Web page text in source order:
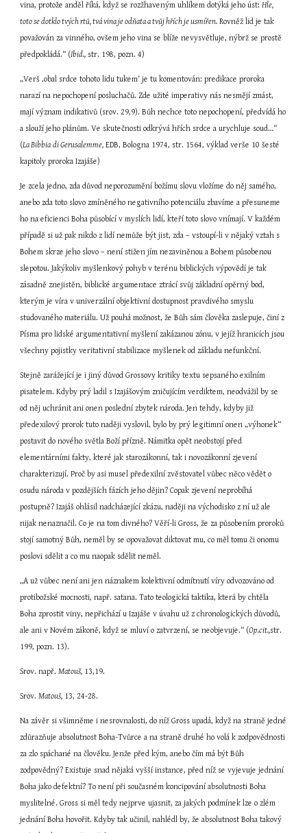
vina, protože anděl říká, když se rozžhaveným uhlíkem dotýká jeho úst: Hle,
toto se dotklo tvých rtů, tvá vina je odňata a tvůj hřích je usmířen. Rovněž lid je tak
považován za vinného, ovšem jeho vina se blíže nevysvětluje, nýbrž se prostě
předpokládá.“ (Ibid., str. 198, pozn. 4)
„Verš ‚obal srdce tohoto lidu tukem‘ je tu komentován: predikace proroka
narazí na nepochopení posluchačů. Zde užité imperativy nás nesmějí zmást,
mají význam indikativů (srov. 29,9). Bůh nechce toto nepochopení, předvídá ho
a slouží jeho plánům. Ve skutečnosti odkrývá hřích srdce a urychluje soud…“
(La Bibbia di Gerusalemme, EDB, Bologna 1974, str. 1564, výklad verše 10 šesté
kapitoly proroka Izajáše)
Je zcela jedno, zda důvod neporozumění božímu slovu vložíme do něj samého,
anebo zda toto slovo zmíněného negativního potenciálu zbavíme a přesuneme
ho na eficienci Boha působící v myslích lidí, kteří toto slovo vnímají. V každém
případě si už pak nikdo z lidí nemůže být jist, zda – vstoupí-li v nějaký vztah s
Bohem skrze jeho slovo – není stižen jím nezaviněnou a Bohem působenou
slepotou. Jakýkoliv myšlenkový pohyb v terénu biblických výpovědí je tak
zásadně znejistěn, biblické argumentace ztrácí svůj základní opěrný bod,
kterým je víra v univerzální objektivní dostupnost pravdivého smyslu
studovaného materiálu. Už pouhá možnost, že Bůh sám člověka zaslepuje, činí z
Písma pro lidské argumentativní myšlení zakázanou zónu, v jejíž hranicích jsou
všechny pojistky veritativní stabilizace myšlenek od základu nefunkční.
Stejně zarážející je i jiný důvod Grossovy kritiky textu sepsaného exilním
pisatelem. Kdyby prý ladil s Izajášovým zničujícím verdiktem, neodvážil by se
od něj uchránit ani onen poslední zbytek národa. Jen tehdy, kdyby již
předexilový prorok tuto naději vyslovil, bylo by prý legitimní onen „výhonek“
postavit do nového světla Boží přízně. Námitka opět neobstojí před
elementárními fakty, které jak starozákonní, tak i novozákonní zjevení
charakterizují. Proč by asi musel předexilní zvěstovatel vůbec něco vědět o
osudu národa v pozdějších fázích jeho dějin? Copak zjevení neprobíhá
postupně? Izajáš ohlásil nadcházející zkázu, naději na východisko z ní už ale
nijak nenaznačil. Co je na tom divného? Věří-li Gross, že za působením proroků
stojí samotný Bůh, neměl by se opovažovat diktovat mu, co měl tomu či onomu
poslovi sdělit a co mu naopak sdělit neměl.
„A už vůbec není ani jen náznakem kolektivní odmítnutí víry odvozováno od
protibožské mocnosti, např. satana. Tato teologická taktika, která by chtěla
Boha zprostit viny, nepřichází u Izajáše v úvahu už z chronologických důvodů,
ale ani v Novém zákoně, když se mluví o zatvrzení, se neobjevuje.“ (Op.cit.,str.
199, pozn. 13).
Srov. např. Matouš, 13,19.
Srov. Matouš, 13, 24-28.
Na závěr si všimněme i nesrovnalosti, do níž Gross upadá, když na straně jedné
zdůrazňuje absolutnost Boha-Tvůrce a na straně druhé ho volá k zodpovědnosti
za zlo spáchané na člověku. Jenže před kým, anebo čím má být Bůh
zodpovědný? Existuje snad nějaká vyšší instance, před níž se vyjevuje jednání
Boha jako defektní? To není při současném koncipování absolutnosti Boha
myslitelné. Gross si měl tedy nejprve ujasnit, za jakých podmínek lze o zlém
jednání Boha hovořit. Kdyby tak učinil, nahlédl by, že absolutnost Boha takový